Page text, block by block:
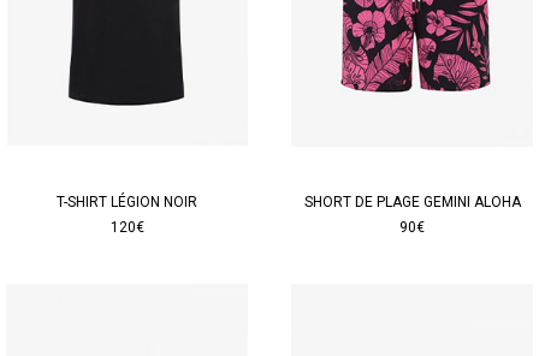
T-SHIRT LÉGION NOIR
120€
SHORT DE PLAGE GEMINI ALOHA
90€